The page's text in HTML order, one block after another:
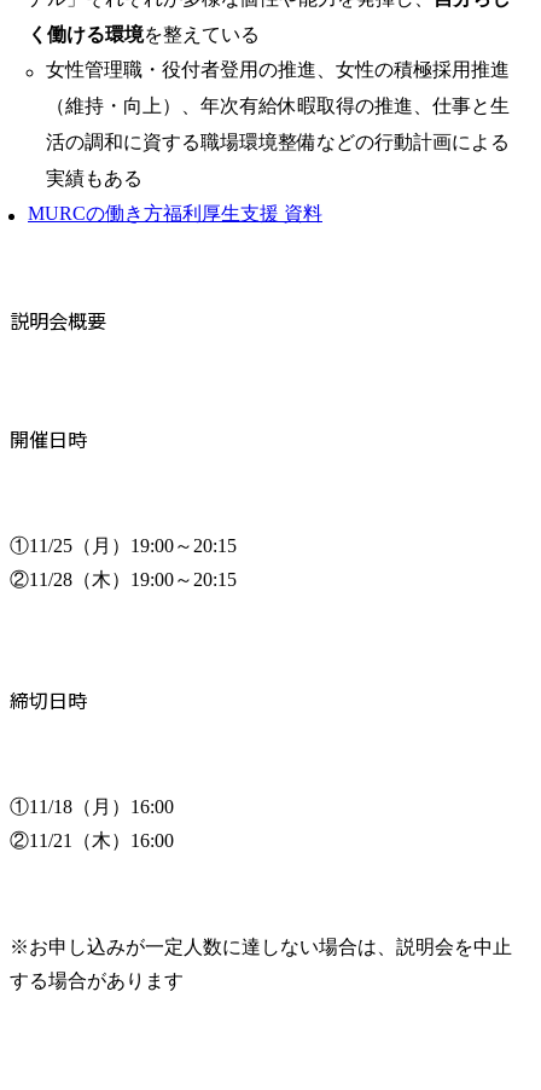
く働ける環境を整えている
女性管理職・役付者登用の推進、女性の積極採用推進
（維持・向上）、年次有給休暇取得の推進、仕事と生
活の調和に資する職場環境整備などの行動計画による
実績もある
MURCの働き方福利厚生支援 資料
説明会概要
開催日時
①11/25（月）19:00～20:15
②11/28（木）19:00～20:15
締切日時
①11/18（月）16:00
②11/21（木）16:00
※お申し込みが一定人数に達しない場合は、説明会を中止
する場合があります